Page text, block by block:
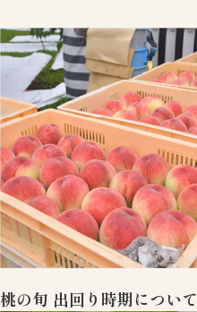
桃の旬 出回り時期について